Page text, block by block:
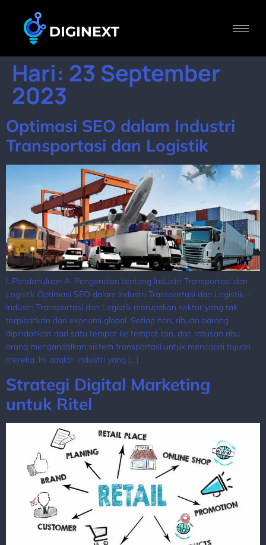
Hari: 23 September
2023
Optimasi SEO dalam Industri
Transportasi dan Logistik
I. Pendahuluan A. Pengenalan tentang Industri Transportasi dan
Logistik Optimasi SEO dalam Industri Transportasi dan Logistik –
Industri Transportasi dan Logistik merupakan sektor yang tak
terpisahkan dari ekonomi global. Setiap hari, ribuan barang
dipindahkan dari satu tempat ke tempat lain, dan ratusan ribu
orang mengandalkan sistem transportasi untuk mencapai tujuan
mereka. Ini adalah industri yang […]
Strategi Digital Marketing
untuk Ritel